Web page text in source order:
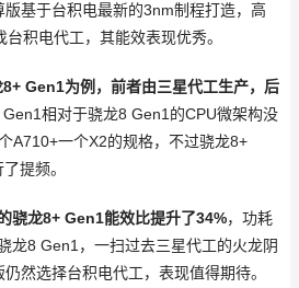
基于台积电最新的3nm制程打造，高
积电代工，其能效表现优秀。
Gen1为例，前者由三星代工生产，后
相对于骁龙8 Gen1的CPU微架构没
A710+一个X2的规格，不过骁龙8+
提频。
骁龙8+ Gen1能效比提升了34%，功耗
龙8 Gen1，一扫过去三星代工的火龙阴
然选择台积电代工，表现值得期待。